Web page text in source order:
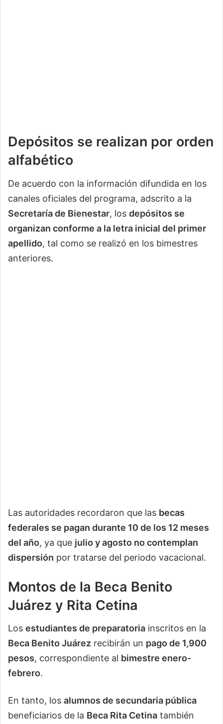
Depósitos se realizan por orden
alfabético
De acuerdo con la información difundida en los
canales oficiales del programa, adscrito a la
Secretaría de Bienestar, los depósitos se
organizan conforme a la letra inicial del primer
apellido, tal como se realizó en los bimestres
anteriores.
Las autoridades recordaron que las becas
federales se pagan durante 10 de los 12 meses
del año, ya que julio y agosto no contemplan
dispersión por tratarse del periodo vacacional.
Montos de la Beca Benito
Juárez y Rita Cetina
Los estudiantes de preparatoria inscritos en la
Beca Benito Juárez recibirán un pago de 1,900
pesos, correspondiente al bimestre enero-
febrero.
En tanto, los alumnos de secundaria pública
beneficiarios de la Beca Rita Cetina también